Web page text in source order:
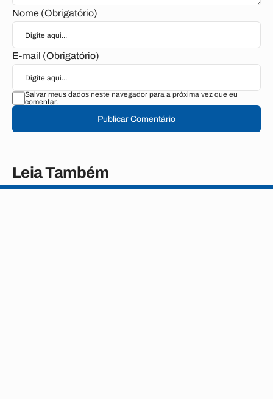
Nome (Obrigatório)
E-mail (Obrigatório)
Salvar meus dados neste navegador para a próxima vez que eu
comentar.
Publicar Comentário
Leia Também